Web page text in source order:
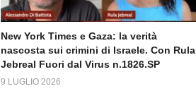
New York Times e Gaza: la verità
nascosta sui crimini di Israele. Con Rula
Jebreal Fuori dal Virus n.1826.SP
9 LUGLIO 2026